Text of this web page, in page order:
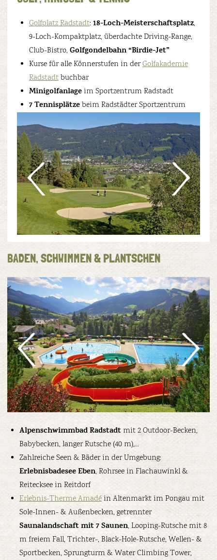
Golfplatz Radstadt: 18-Loch-Meisterschaftsplatz,
9-Loch-Kompaktplatz, überdachte Driving-Range,
Club-Bistro, Golfgondelbahn “Birdie-Jet”
Kurse für alle Könnerstufen in derGolfakademie
Radstadtbuchbar
Minigolfanlage im Sportzentrum Radstadt
7 Tennisplätzebeim Radstädter Sportzentrum
BADEN, SCHWIMMEN & PLANTSCHEN
Alpenschwimmbad Radstadt mit 2 Outdoor-Becken,
Babybecken, langer Rutsche (40 m),…
Zahlreiche Seen & Bäder in der Umgebung:
Erlebnisbadesee Eben, Rohrsee in Flachauwinkl &
Reitecksee in Reitdorf
Erlebnis-Therme Amadéin Altenmarkt im Pongau mit
Sole-Innen- & Außenbecken, getrennter
Saunalandschaft mit 7 Saunen, Looping-Rutsche mit 8
m freiem Fall, Trichter-, Black-Hole-Rutsche, Wellen- &
Sportbecken, Sprungturm & Water Climbing Tower,